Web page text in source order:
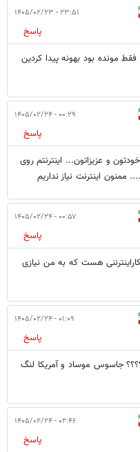
۲۳:۵۱ - ۱۴۰۵/۰۲/۲۳
پاسخ
مونده بود بهونه پیدا کردین
۰۰:۲۹ - ۱۴۰۵/۰۲/۲۴
پاسخ
و عزیزاتون... اینترنتم روی
اینترنت نیاز نداریم
۰۰:۵۷ - ۱۴۰۵/۰۲/۲۴
پاسخ
هست که به من نیازی
۰۱:۰۹ - ۱۴۰۵/۰۲/۲۴
پاسخ
جاسوس موساد و آمریکا لنگ
۰۲:۴۶ - ۱۴۰۵/۰۲/۲۴
پاسخ